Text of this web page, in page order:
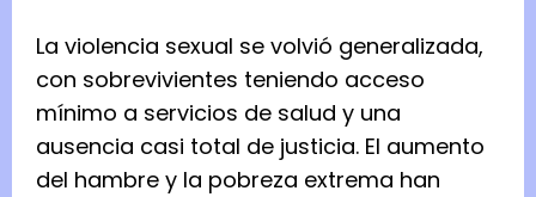
La violencia sexual se volvió generalizada,
con sobrevivientes teniendo acceso
mínimo a servicios de salud y una
ausencia casi total de justicia. El aumento
del hambre y la pobreza extrema han